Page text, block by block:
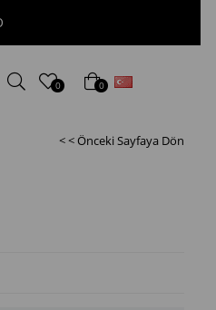
0 0
< < Önceki Sayfaya Dön